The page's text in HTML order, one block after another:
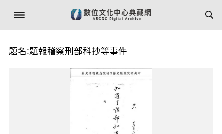
題名:題報稽察刑部科抄等事件